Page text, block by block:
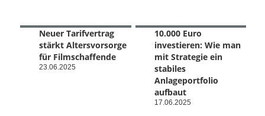
Neuer Tarifvertrag
stärkt Altersvorsorge
für Filmschaffende
23.06.2025
10.000 Euro
investieren: Wie man
mit Strategie ein
stabiles
Anlageportfolio
aufbaut
17.06.2025